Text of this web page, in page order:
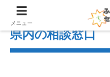
県内の相談窓口
メニュー